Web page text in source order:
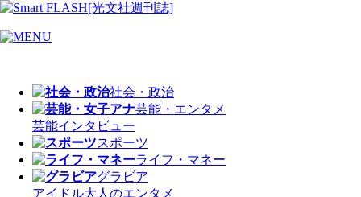
社会・政治
芸能・エンタメ
芸能インタビュー
スポーツ
ライフ・マネー
グラビア
アイドル大人のエンタメ